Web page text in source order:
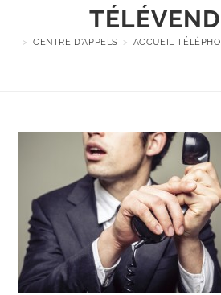
> CENTRE D'APPELS > ACCUEIL